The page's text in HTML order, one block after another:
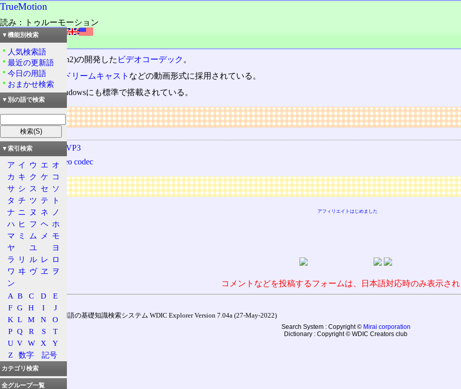
TrueMotion
読み：トゥルーモーション
外語：TrueMotion
品詞：名詞
Duck社(現在のOn2)の開発した ビデオコーデック 。
セガサターン
ドリームキャスト などの動画形式に採用されている。
コーデックはWindowsにも標準で搭載されている。
リンク
関連する用語
Open-Source VP3
On2 VP6 video codec
広告
アフィリエイトはじめました
コメントなどを投稿するフォームは、日本語対応時のみ表示さ
通信用語の基礎知識検索システム WDIC Explorer Version 7.04a (27-May-2022)
Search System : Copyright © Mirai corporation
Dictionary : Copyright © WDIC Creators club
▼機能別検索
人気検索語
最近の更新語
今日の用語
おまかせ検索
▼別の語で検索
▼索引検索
ア イ ウ エ オ
カ キ ク ケ コ
サ シ ス セ ソ
タ チ ツ テ
ト
ナ ニ ヌ ネ
ノ
ハ ヒ フ ヘ ホ
マ ミ ム メ
モ
ヤ
ユ
ヨ
ラ
リ ル レ ロ
ワ ヰ ヴ ヱ
ヲ
ン
A B C D
E
F G H I
J
K L M N
O
P Q R S
T
U V W X
Y
Z
数字 記号
カテゴリ検索
全グループ一覧